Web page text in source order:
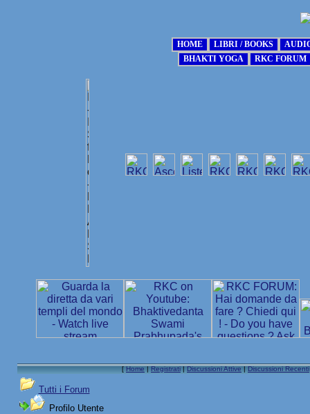
[Home|Registrati|Discussioni Attive|Discussioni Recenti
Tutti i Forum
Profilo Utente